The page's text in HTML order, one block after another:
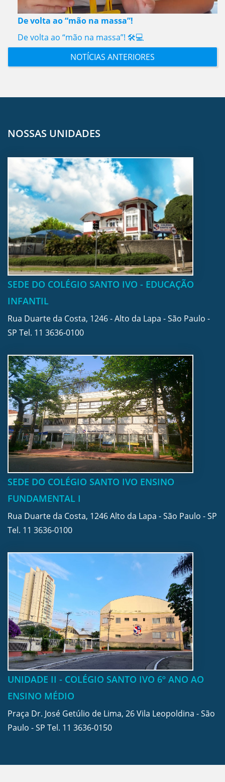
De volta ao “mão na massa”!
De volta ao “mão na massa”! 🛠️💻
NOTÍCIAS ANTERIORES
NOSSAS UNIDADES
SEDE DO COLÉGIO SANTO IVO - EDUCAÇÃO
INFANTIL
Rua Duarte da Costa, 1246 - Alto da Lapa - São Paulo -
SP Tel. 11 3636-0100
SEDE DO COLÉGIO SANTO IVO ENSINO
FUNDAMENTAL I
Rua Duarte da Costa, 1246 Alto da Lapa - São Paulo - SP
Tel. 11 3636-0100
UNIDADE II - COLÉGIO SANTO IVO 6º ANO AO
ENSINO MÉDIO
Praça Dr. José Getúlio de Lima, 26 Vila Leopoldina - São
Paulo - SP Tel. 11 3636-0150